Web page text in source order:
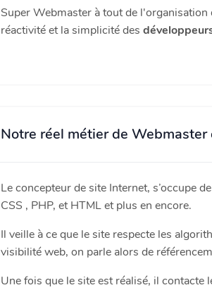
Super Webmaster à tout de
réactivité et la simplicité des
Notre réel métier de Webmaster
Le concepteur de site Internet, s’occupe
CSS , PHP, et HTML et plus en encore.
Il veille à ce que le site respecte les
visibilité web, on parle alors de
Une fois que le site est réalisé, il